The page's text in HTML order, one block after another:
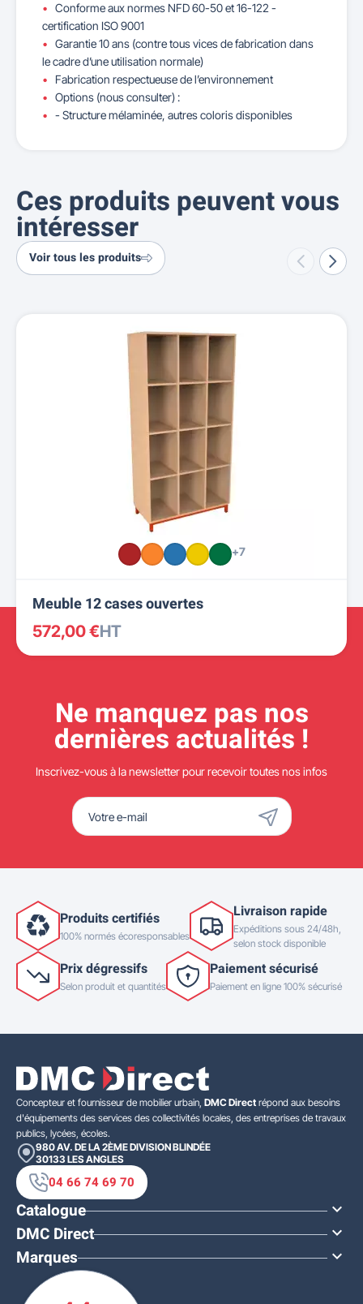
Conforme aux normes NFD 60-50 et 16-122 -
certification ISO 9001
Garantie 10 ans (contre tous vices de fabrication dans
le cadre d’une utilisation normale)
Fabrication respectueuse de l’environnement
Options (nous consulter) :
- Structure mélaminée, autres coloris disponibles
Ces produits peuvent vous
intéresser
Voir tous les produits
+7
Meuble 12 cases ouvertes
572,00 €HT
Ne manquez pas nos
dernières actualités !
Inscrivez-vous à la newsletter pour recevoir toutes nos infos
Produits certifiés
100% normés écoresponsables
Livraison rapide
Expéditions sous 24/48h,
selon stock disponible
Prix dégressifs
Selon produit et quantités
Paiement sécurisé
Paiement en ligne 100% sécurisé
Concepteur et fournisseur de mobilier urbain, DMC Direct répond aux besoins
d'équipements des services des collectivités locales, des entreprises de travaux
publics, lycées, écoles.
980 AV. DE LA 2ÈME DIVISION BLINDÉE
30133 LES ANGLES
04 66 74 69 70
Catalogue 
DMC Direct 
Marques 